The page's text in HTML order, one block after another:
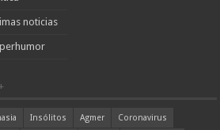
noticias
Insólitos Agmer
Coronavirus